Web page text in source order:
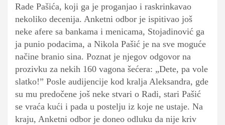
Rade Pašića, koji ga je proganjao i raskrinkavao
nekoliko decenija. Anketni odbor je ispitivao još
neke afere sa bankama i menicama, Stojadinović ga
ja punio podacima, a Nikola Pašić je na sve moguće
načine branio sina. Poznat je njegov odgovor na
prozivku za nekih 160 vagona šećera: „Dete, pa vole
slatko!” Posle audijencije kod kralja Aleksandra, gde
su mu predočene još neke stvari o Radi, stari Pašić
se vraća kući i pada u postelju iz koje ne ustaje. Na
kraju, Anketni odbor je doneo odluku da nije kriv